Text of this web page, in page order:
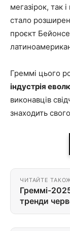
мегазірок, так
стало
проєкт
Греммі цього
індустрія
виконавців
знаходить
ЧИТАЙТЕ
Греммі-
тренди